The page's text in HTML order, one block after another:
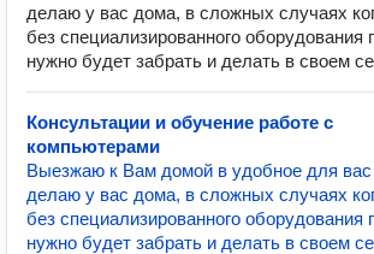
делаю у вас дома, в сложных случаях
без специализированного оборудования
нужно будет забрать и делать в своем
Консультации и обучение работе с
компьютерами
Выезжаю к Вам домой в удобное для вас
делаю у вас дома, в сложных случаях
без специализированного оборудования
нужно будет забрать и делать в своем